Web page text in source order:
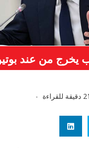
يخرج من عند
2 دقيقة للقراءة